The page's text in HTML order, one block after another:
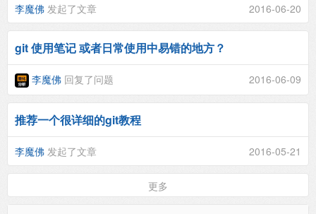
李魔佛 发起了文章 2016-06-20
git 使用笔记 或者日常使用中易错的地方？
李魔佛 回复了问题 2016-06-09
推荐一个很详细的git教程
李魔佛 发起了文章 2016-05-21
更多